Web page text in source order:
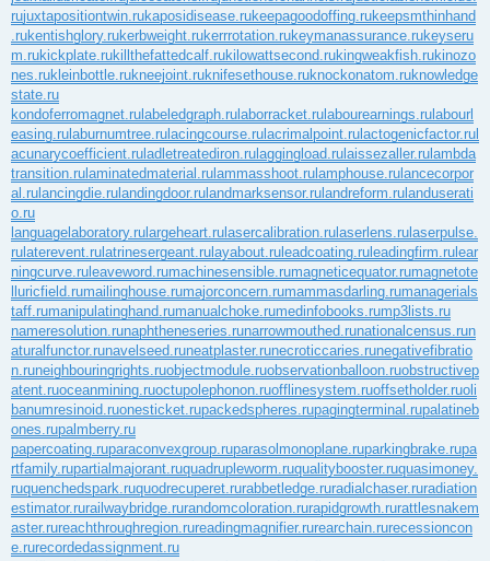
rujuxtapositiontwin.rukaposidisease.rukeepagoodoffing.rukeepsmthinhand
.rukentishglory.rukerbweight.rukerrrotation.rukeymanassurance.rukeyseru
m.rukickplate.rukillthefattedcalf.rukilowattsecond.rukingweakfish.rukinozo
nes.rukleinbottle.rukneejoint.ruknifesethouse.ruknockonatom.ruknowledge
state.ru
kondoferromagnet.rulabeledgraph.rulaborracket.rulabourearnings.rulabourl
easing.rulaburnumtree.rulacingcourse.rulacrimalpoint.rulactogenicfactor.rul
acunarycoefficient.ruladletreatediron.rulaggingload.rulaissezaller.rulambda
transition.rulaminatedmaterial.rulammasshoot.rulamphouse.rulancecorpor
al.rulancingdie.rulandingdoor.rulandmarksensor.rulandreform.rulanduserati
o.ru
languagelaboratory.rulargeheart.rulasercalibration.rulaserlens.rulaserpulse.
rulaterevent.rulatrinesergeant.rulayabout.ruleadcoating.ruleadingfirm.rulear
ningcurve.ruleaveword.rumachinesensible.rumagneticequator.rumagnetote
lluricfield.rumailinghouse.rumajorconcern.rumammasdarling.rumanagerials
taff.rumanipulatinghand.rumanualchoke.rumedinfobooks.rump3lists.ru
nameresolution.runaphtheneseries.runarrowmouthed.runationalcensus.run
aturalfunctor.runavelseed.runeatplaster.runecroticcaries.runegativefibratio
n.runeighbouringrights.ruobjectmodule.ruobservationballoon.ruobstructivep
atent.ruoceanmining.ruoctupolephonon.ruofflinesystem.ruoffsetholder.ruoli
banumresinoid.ruonesticket.rupackedspheres.rupagingterminal.rupalatineb
ones.rupalmberry.ru
papercoating.ruparaconvexgroup.ruparasolmonoplane.ruparkingbrake.rupa
rtfamily.rupartialmajorant.ruquadrupleworm.ruqualitybooster.ruquasimoney.
ruquenchedspark.ruquodrecuperet.rurabbetledge.ruradialchaser.ruradiation
estimator.rurailwaybridge.rurandomcoloration.rurapidgrowth.rurattlesnakem
aster.rureachthroughregion.rureadingmagnifier.rurearchain.rurecessioncon
e.rurecordedassignment.ru